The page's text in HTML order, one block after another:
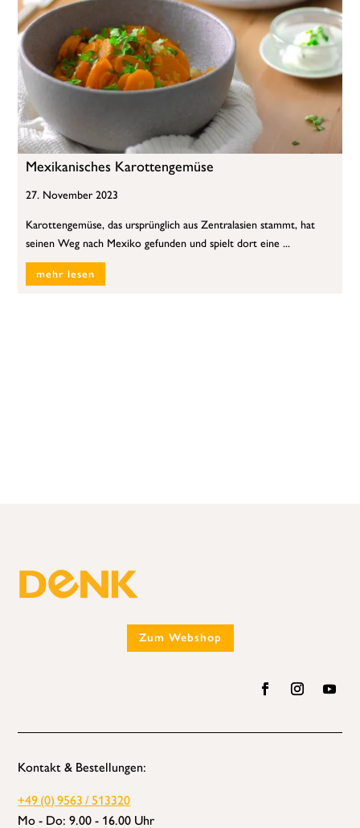
Mexikanisches Karottengemüse
27. November 2023
Karottengemüse, das ursprünglich aus Zentralasien stammt, hat
seinen Weg nach Mexiko gefunden und spielt dort eine ...
mehr lesen
Zum Webshop
Kontakt & Bestellungen:
+49 (0) 9563 / 513320
Mo - Do: 9.00 - 16.00 Uhr